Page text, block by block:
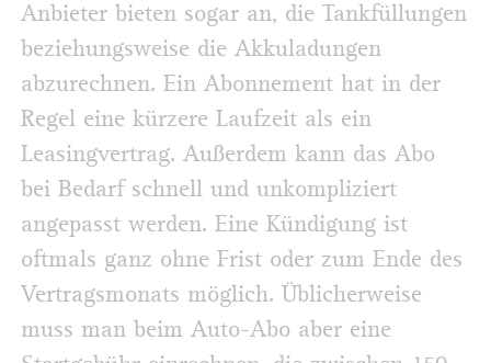
Anbieter bieten sogar an, die Tankfüllungen
beziehungsweise die Akkuladungen
abzurechnen. Ein Abonnement hat in der
Regel eine kürzere Laufzeit als ein
Leasingvertrag. Außerdem kann das Abo
bei Bedarf schnell und unkompliziert
angepasst werden. Eine Kündigung ist
oftmals ganz ohne Frist oder zum Ende des
Vertragsmonats möglich. Üblicherweise
muss man beim Auto-Abo aber eine